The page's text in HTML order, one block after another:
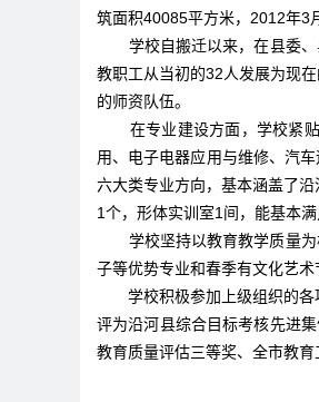
筑面积40085平方米，2012年3
学校自搬迁以来，在县委
教职工从当初的32人发展为现
的师资队伍。
在专业建设方面，学校紧
用、电子电器应用与维修、汽
六大类专业方向，基本涵盖了
1个，形体实训室1间，能基本满
学校坚持以教育教学质量
子等优势专业和春季有文化艺
学校积极参加上级组织的
评为沿河县综合目标考核先进
教育质量评估三等奖、全市教育